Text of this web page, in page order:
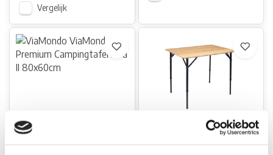
Vergelijk
ViaMondo ViaMondo
Premium Campingtafel
ViaMondo ViaMondo
Premium Campingtafel